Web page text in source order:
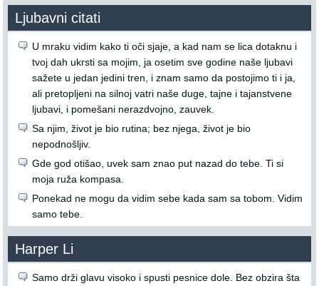
Ljubavni citati
U mraku vidim kako ti oči sjaje, a kad nam se lica dotaknu i
tvoj dah ukrsti sa mojim, ja osetim sve godine naše ljubavi
sažete u jedan jedini tren, i znam samo da postojimo ti i ja,
ali pretopljeni na silnoj vatri naše duge, tajne i tajanstvene
ljubavi, i pomešani nerazdvojno, zauvek.
Sa njim, život je bio rutina; bez njega, život je bio
nepodnošljiv.
Gde god otišao, uvek sam znao put nazad do tebe. Ti si
moja ruža kompasa.
Ponekad ne mogu da vidim sebe kada sam sa tobom. Vidim
samo tebe.
Harper Li
Samo drži glavu visoko i spusti pesnice dole. Bez obzira šta